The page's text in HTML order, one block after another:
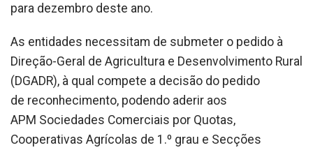
para dezembro deste ano.
As entidades necessitam de submeter o pedido à
Direção-Geral de Agricultura e Desenvolvimento Rural
(DGADR), à qual compete a decisão do pedido
de reconhecimento, podendo aderir aos
APM Sociedades Comerciais por Quotas,
Cooperativas Agrícolas de 1.º grau e Secções